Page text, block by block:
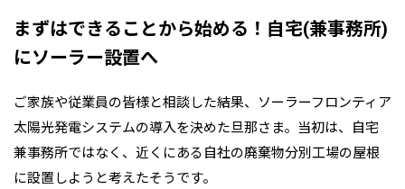
まずはできることから始める！自宅(兼事務所)
にソーラー設置へ
ご家族や従業員の皆様と相談した結果、ソーラーフロンティア
太陽光発電システムの導入を決めた旦那さま。当初は、自宅
兼事務所ではなく、近くにある自社の廃棄物分別工場の屋根
に設置しようと考えたそうです。